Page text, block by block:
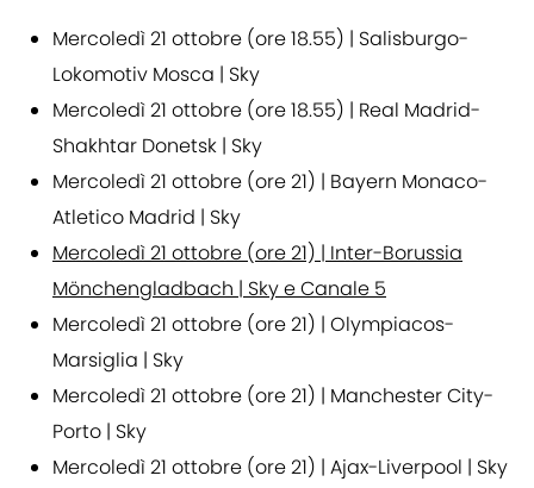
Mercoledì 21 ottobre (ore 18.55) | Salisburgo-
Lokomotiv Mosca | Sky
Mercoledì 21 ottobre (ore 18.55) | Real Madrid-
Shakhtar Donetsk | Sky
Mercoledì 21 ottobre (ore 21) | Bayern Monaco-
Atletico Madrid | Sky
Mercoledì 21 ottobre (ore 21) | Inter-Borussia
Mönchengladbach | Sky e Canale 5
Mercoledì 21 ottobre (ore 21) | Olympiacos-
Marsiglia | Sky
Mercoledì 21 ottobre (ore 21) | Manchester City-
Porto | Sky
Mercoledì 21 ottobre (ore 21) | Ajax-Liverpool | Sky